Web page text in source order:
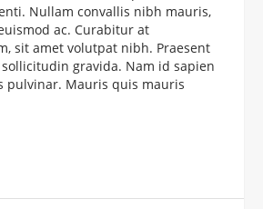
Nullam convallis nibh mauris,
ac. Curabitur at
sit amet volutpat nibh. Praesent
gravida. Nam id sapien
pulvinar. Mauris quis mauris